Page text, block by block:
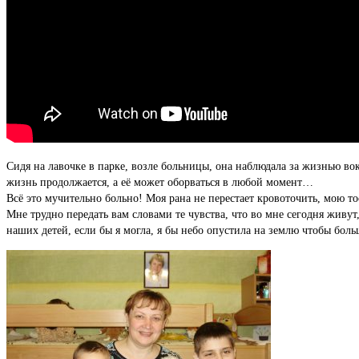
Сидя на лавочке в парке, возле больницы, она наблюдала за жизнью
жизнь продолжается, а её может оборваться в любой момент…
Всё это мучительно больно! Моя рана не перестает кровоточить, мою
Мне трудно передать вам словами те чувства, что во мне сегодня
наших детей, если бы я могла, я бы небо опустила на землю чтобы